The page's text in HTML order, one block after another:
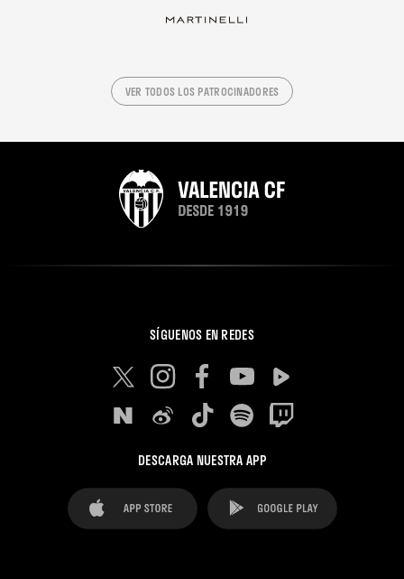
VER TODOS LOS PATROCINADORES
SÍGUENOS EN REDES
DESCARGA NUESTRA APP